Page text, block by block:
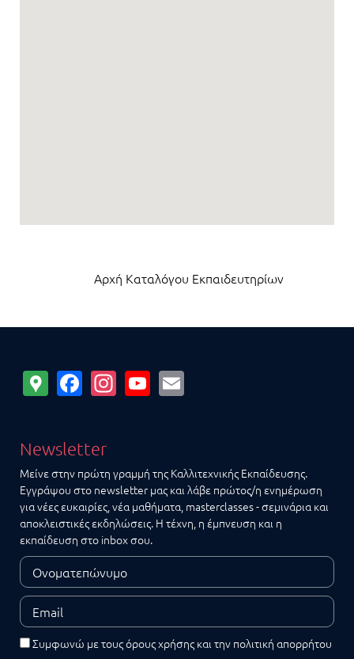
Αρχή Καταλόγου Εκπαιδευτηρίων
Google
Maps
Facebook
Instagram
YouTube
Newsletter
Μείνε στην πρώτη γραμμή της Καλλιτεχνικής Εκπαίδευσης.
Εγγράψου στο newsletter μας και λάβε πρώτος/η ενημέρωση
για νέες ευκαιρίες, νέα μαθήματα, masterclasses - σεμινάρια και
αποκλειστικές εκδηλώσεις. Η τέχνη, η έμπνευση και η
εκπαίδευση στο inbox σου.
Συμφωνώ με τουςόρους χρήσης και την πολιτική απορρήτου